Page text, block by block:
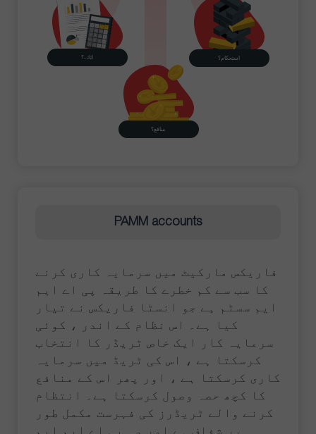
اثاثے؟
منافع؟
استحکام؟
PAMM accounts
فاریکس مارکیٹ میں سرمایہ کاری کرنے
کا سب سے کم خطرے کا طریقہ پی اے ایم
ایم سسٹم ہے جو انسٹا فاریکس نے تیار
کیا ہے۔ اس نظام کے اندر ، کوئی
سرمایہ کار ایک خاص ٹریڈر کا انتخاب
کرسکتا ہے ، اس کی ٹریڈ میں سرمایہ
کاری کرسکتا ہے ، اور پھر اس کے منافع
کا کچھ حصہ وصول کرسکتا ہے۔ انتظام
کرنے والے ٹریڈرز کی فہرست مکمل طور
پر شفاف ہے اور وہ پی اے ایم ایم